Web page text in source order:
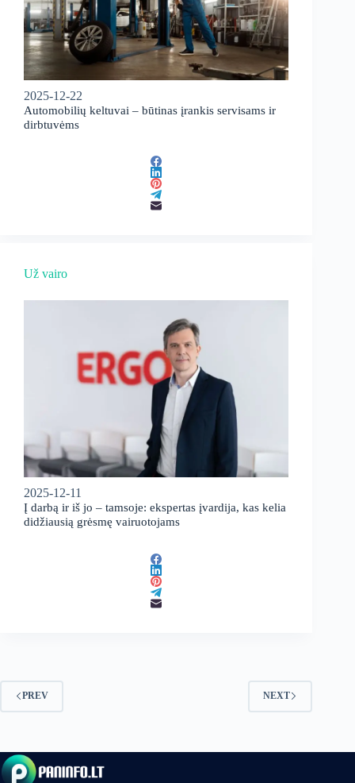
2025-12-22
Automobilių keltuvai – būtinas įrankis servisams ir
dirbtuvėms
Už vairo
2025-12-11
Į darbą ir iš jo – tamsoje: ekspertas įvardija, kas kelia
didžiausią grėsmę vairuotojams
PREV NEXT